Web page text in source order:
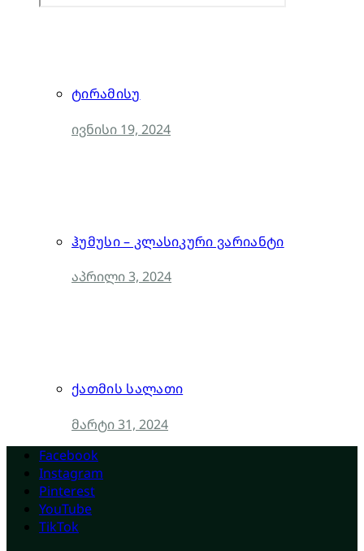
ტირამისუ
ივნისი 19, 2024
ჰუმუსი – კლასიკური ვარიანტი
აპრილი 3, 2024
ქათმის სალათი
მარტი 31, 2024
Facebook
Instagram
Pinterest
YouTube
TikTok